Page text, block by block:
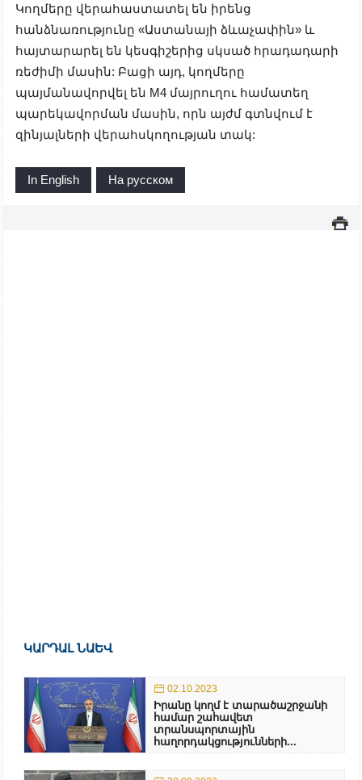
Կողմերը վերահաստատել են իրենց
հանձնառությունը «Աստանայի ձևաչափին» և
հայտարարել են կեսգիշերից սկսած հրադադարի
ռեժիմի մասին: Բացի այդ, կողմերը
պայմանավորվել են M4 մայրուղու համատեղ
պարեկավորման մասին, որն այժմ գտնվում է
զինյալների վերահսկողության տակ:
In English На русском
ԿԱՐԴԱԼ ՆԱԵՎ
02.10.2023
Իրանը կողմ է տարածաշրջանի
համար շահավետ
տրանսպորտային
հաղորդակցությունների...